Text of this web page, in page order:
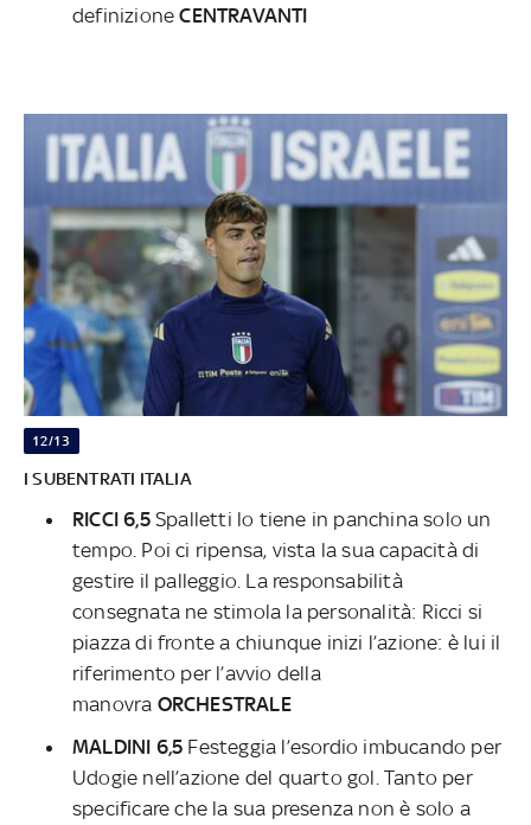
definizione CENTRAVANTI
12/13
I SUBENTRATI ITALIA
RICCI 6,5 Spalletti lo tiene in panchina solo un
tempo. Poi ci ripensa, vista la sua capacità di
gestire il palleggio. La responsabilità
consegnata ne stimola la personalità: Ricci si
piazza di fronte a chiunque inizi l’azione: è lui il
riferimento per l’avvio della
manovra ORCHESTRALE
MALDINI 6,5 Festeggia l’esordio imbucando per
Udogie nell’azione del quarto gol. Tanto per
specificare che la sua presenza non è solo a